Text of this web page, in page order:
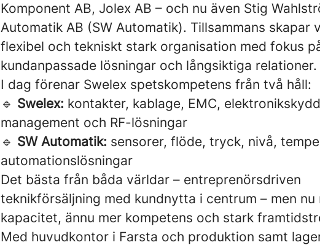
Komponent AB, Jolex AB – och nu även Stig
Automatik AB (SW Automatik). Tillsammans skapar
flexibel och tekniskt stark organisation med fokus
kundanpassade lösningar och långsiktiga relationer.
I dag förenar Swelex spetskompetens från två håll:
🔹 Swelex: kontakter, kablage, EMC,
management och RF-lösningar
🔹 SW Automatik: sensorer, flöde, tryck, nivå,
automationslösningar
Det bästa från båda världar – entreprenörsdriven
teknikförsäljning med kundnytta i centrum – men
kapacitet, ännu mer kompetens och stark
Med huvudkontor i Farsta och produktion samt